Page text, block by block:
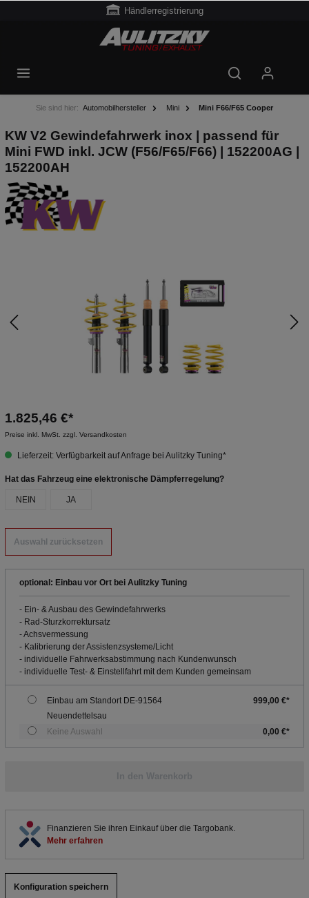
Händlerregistrierung
Sie sind hier: Automobilhersteller Mini Mini F66/F65 Cooper
KW V2 Gewindefahrwerk inox | passend für
Mini FWD inkl. JCW (F56/F65/F66) | 152200AG |
152200AH
1.825,46 €*
Preise inkl. MwSt. zzgl. Versandkosten
Lieferzeit: Verfügbarkeit auf Anfrage bei Aulitzky Tuning*
Hat das Fahrzeug eine elektronische Dämpferregelung?
NEIN JA
Auswahl zurücksetzen
optional: Einbau vor Ort bei Aulitzky Tuning
- Ein- & Ausbau des Gewindefahrwerks
- Rad-Sturzkorrektursatz
- Achsvermessung
- Kalibrierung der Assistenzsysteme/Licht
- individuelle Fahrwerksabstimmung nach Kundenwunsch
- individuelle Test- & Einstellfahrt mit dem Kunden gemeinsam
Einbau am Standort DE-91564
Neuendettelsau
999,00 €*
Keine Auswahl 0,00 €*
In den Warenkorb
Finanzieren Sie ihren Einkauf über die Targobank.
Mehr erfahren
Konfiguration speichern